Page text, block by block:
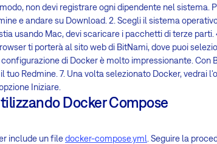
non devi registrare ogni dipendente nel sistema.
e andare su Download. 2. Scegli il sistema
usando Mac, devi scaricare i pacchetti di terze
ti porterà al sito web di BitNami, dove puoi
di Docker è molto impressionante. Con
tuo Redmine. 7. Una volta selezionato Docker, vedrai
Iniziare.
Docker Compose
include un filedocker-compose.yml. Seguire la